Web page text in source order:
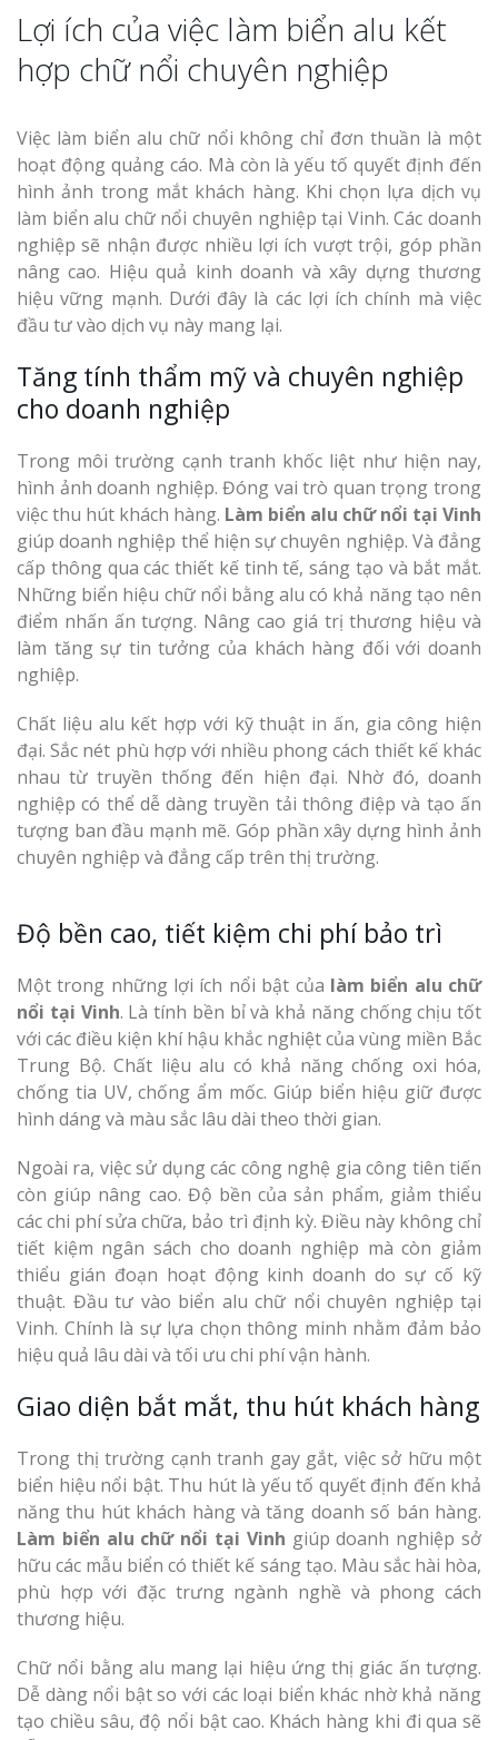
Lợi ích của việc làm biển alu kết
hợp chữ nổi chuyên nghiệp
Việc làm biển alu chữ nổi không chỉ đơn thuần là một
hoạt động quảng cáo. Mà còn là yếu tố quyết định đến
hình ảnh trong mắt khách hàng. Khi chọn lựa dịch vụ
làm biển alu chữ nổi chuyên nghiệp tại Vinh. Các doanh
nghiệp sẽ nhận được nhiều lợi ích vượt trội, góp phần
nâng cao. Hiệu quả kinh doanh và xây dựng thương
hiệu vững mạnh. Dưới đây là các lợi ích chính mà việc
đầu tư vào dịch vụ này mang lại.
Tăng tính thẩm mỹ và chuyên nghiệp
cho doanh nghiệp
Trong môi trường cạnh tranh khốc liệt như hiện nay,
hình ảnh doanh nghiệp. Đóng vai trò quan trọng trong
việc thu hút khách hàng. Làm biển alu chữ nổi tại Vinh
giúp doanh nghiệp thể hiện sự chuyên nghiệp. Và đẳng
cấp thông qua các thiết kế tinh tế, sáng tạo và bắt mắt.
Những biển hiệu chữ nổi bằng alu có khả năng tạo nên
điểm nhấn ấn tượng. Nâng cao giá trị thương hiệu và
làm tăng sự tin tưởng của khách hàng đối với doanh
nghiệp.
Chất liệu alu kết hợp với kỹ thuật in ấn, gia công hiện
đại. Sắc nét phù hợp với nhiều phong cách thiết kế khác
nhau từ truyền thống đến hiện đại. Nhờ đó, doanh
nghiệp có thể dễ dàng truyền tải thông điệp và tạo ấn
tượng ban đầu mạnh mẽ. Góp phần xây dựng hình ảnh
chuyên nghiệp và đẳng cấp trên thị trường.
Độ bền cao, tiết kiệm chi phí bảo trì
Một trong những lợi ích nổi bật của làm biển alu chữ
nổi tại Vinh. Là tính bền bỉ và khả năng chống chịu tốt
với các điều kiện khí hậu khắc nghiệt của vùng miền Bắc
Trung Bộ. Chất liệu alu có khả năng chống oxi hóa,
chống tia UV, chống ẩm mốc. Giúp biển hiệu giữ được
hình dáng và màu sắc lâu dài theo thời gian.
Ngoài ra, việc sử dụng các công nghệ gia công tiên tiến
còn giúp nâng cao. Độ bền của sản phẩm, giảm thiểu
các chi phí sửa chữa, bảo trì định kỳ. Điều này không chỉ
tiết kiệm ngân sách cho doanh nghiệp mà còn giảm
thiểu gián đoạn hoạt động kinh doanh do sự cố kỹ
thuật. Đầu tư vào biển alu chữ nổi chuyên nghiệp tại
Vinh. Chính là sự lựa chọn thông minh nhằm đảm bảo
hiệu quả lâu dài và tối ưu chi phí vận hành.
Giao diện bắt mắt, thu hút khách hàng
Trong thị trường cạnh tranh gay gắt, việc sở hữu một
biển hiệu nổi bật. Thu hút là yếu tố quyết định đến khả
năng thu hút khách hàng và tăng doanh số bán hàng.
Làm biển alu chữ nổi tại Vinh giúp doanh nghiệp sở
hữu các mẫu biển có thiết kế sáng tạo. Màu sắc hài hòa,
phù hợp với đặc trưng ngành nghề và phong cách
thương hiệu.
Chữ nổi bằng alu mang lại hiệu ứng thị giác ấn tượng.
Dễ dàng nổi bật so với các loại biển khác nhờ khả năng
tạo chiều sâu, độ nổi bật cao. Khách hàng khi đi qua sẽ